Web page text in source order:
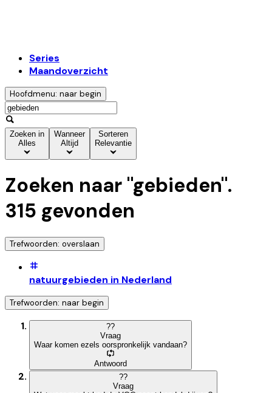
Series
Maandoverzicht
Hoofdmenu: naar begin
Zoeken in
Alles
Wanneer
Altijd
Sorteren
Relevantie
Zoeken naar "gebieden".
315 gevonden
Trefwoorden: overslaan
natuurgebieden in Nederland
Trefwoorden: naar begin
??
Vraag
Waar komen ezels oorspronkelijk vandaan?
Antwoord
??
Vraag